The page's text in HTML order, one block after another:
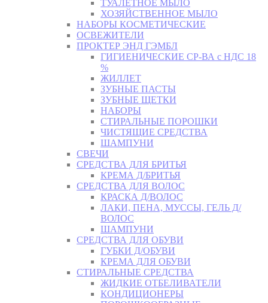
ТУАЛЕТНОЕ МЫЛО
ХОЗЯЙСТВЕННОЕ МЫЛО
НАБОРЫ КОСМЕТИЧЕСКИЕ
ОСВЕЖИТЕЛИ
ПРОКТЕР ЭНД ГЭМБЛ
ГИГИЕНИЧЕСКИЕ СР-ВА с НДС 18
%
ЖИЛЛЕТ
ЗУБНЫЕ ПАСТЫ
ЗУБНЫЕ ЩЕТКИ
НАБОРЫ
СТИРАЛЬНЫЕ ПОРОШКИ
ЧИСТЯЩИЕ СРЕДСТВА
ШАМПУНИ
СВЕЧИ
СРЕДСТВА ДЛЯ БРИТЬЯ
КРЕМА Д/БРИТЬЯ
СРЕДСТВА ДЛЯ ВОЛОС
КРАСКА Д/ВОЛОС
ЛАКИ, ПЕНА, МУССЫ, ГЕЛЬ Д/
ВОЛОС
ШАМПУНИ
СРЕДСТВА ДЛЯ ОБУВИ
ГУБКИ Д/ОБУВИ
КРЕМА ДЛЯ ОБУВИ
СТИРАЛЬНЫЕ СРЕДСТВА
ЖИДКИЕ ОТБЕЛИВАТЕЛИ
КОНДИЦИОНЕРЫ